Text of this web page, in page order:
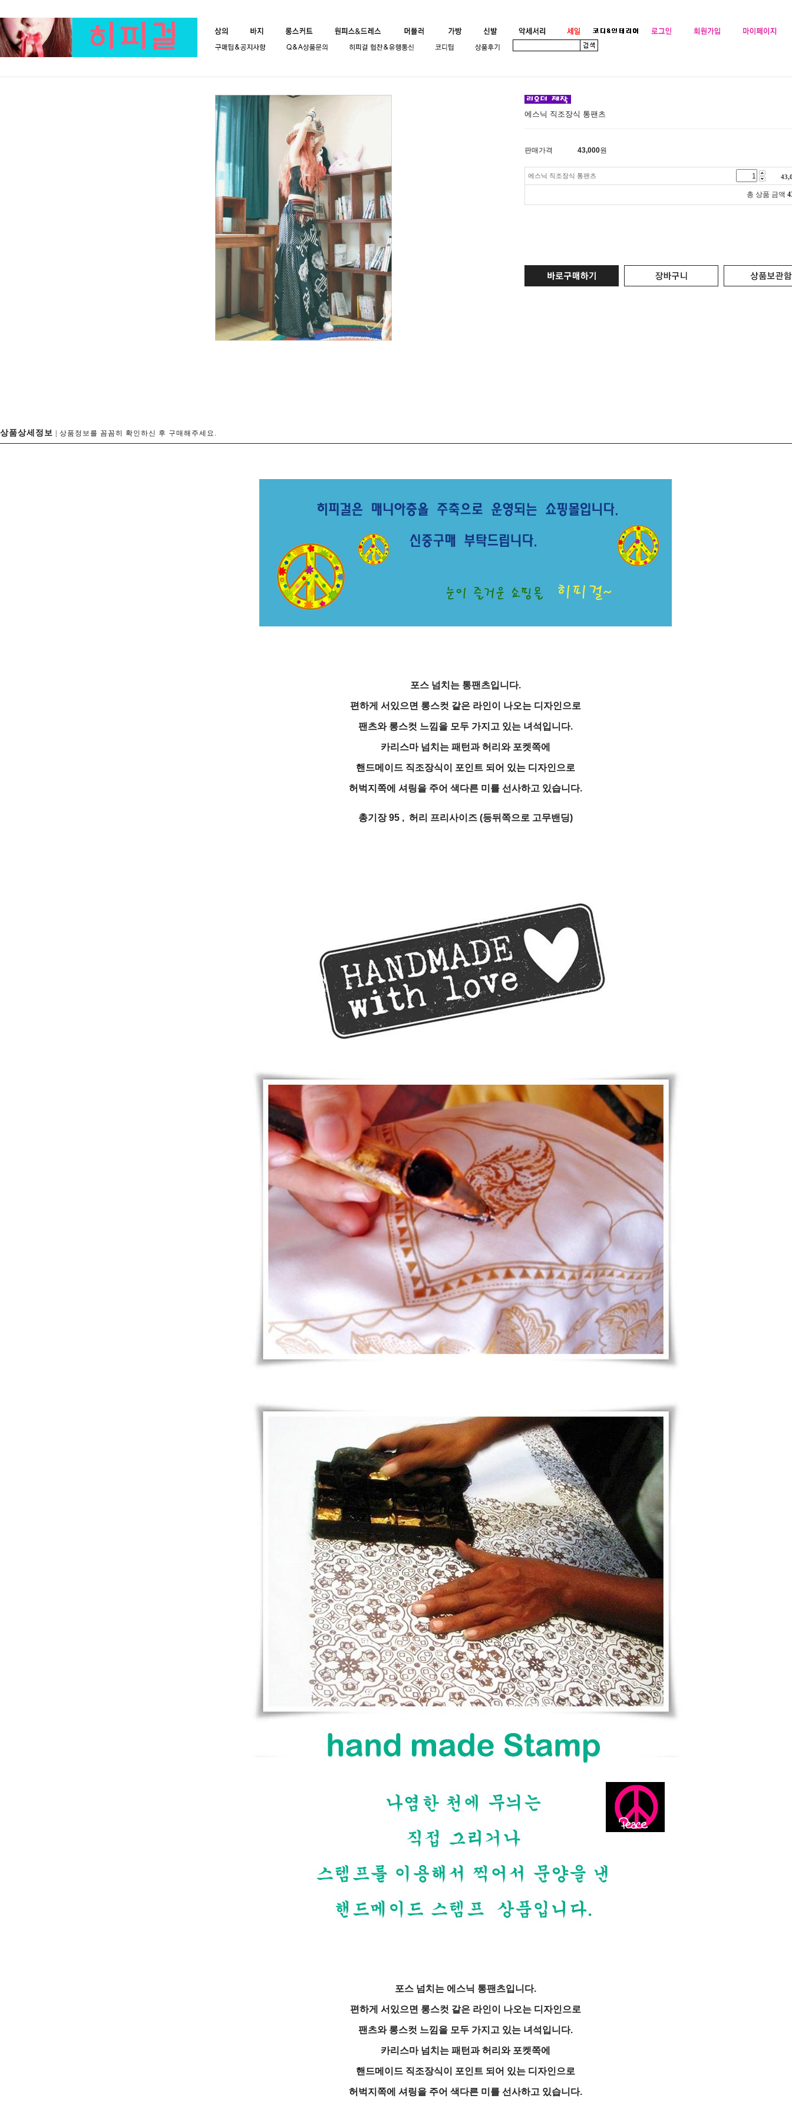
에스닉 직조장식 통팬츠
판매가격 43,000원
에스닉 직조장식 통팬츠
총 상품 금액
상품상세정보 | 상품정보를 꼼꼼히 확인하신 후 구매해주세요.
포스 넘치는 통팬츠입니다.
편하게 서있으면 롱스컷 같은 라인이 나오는 디자인으로
팬츠와 롱스컷 느낌을 모두 가지고 있는 녀석입니다.
카리스마 넘치는 패턴과 허리와 포켓쪽에
핸드메이드 직조장식이 포인트 되어 있는 디자인으로
허벅지쪽에 셔링을 주어 색다른 미를 선사하고 있습니다.
총기장 95 , 허리 프리사이즈 (등뒤쪽으로 고무밴딩)
포스 넘치는 에스닉 통팬츠입니다.
편하게 서있으면 롱스컷 같은 라인이 나오는 디자인으로
팬츠와 롱스컷 느낌을 모두 가지고 있는 녀석입니다.
카리스마 넘치는 패턴과 허리와 포켓쪽에
핸드메이드 직조장식이 포인트 되어 있는 디자인으로
허벅지쪽에 셔링을 주어 색다른 미를 선사하고 있습니다.